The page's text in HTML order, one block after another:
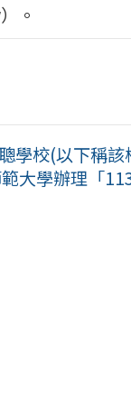
。
學校(以下稱
大學辦理「